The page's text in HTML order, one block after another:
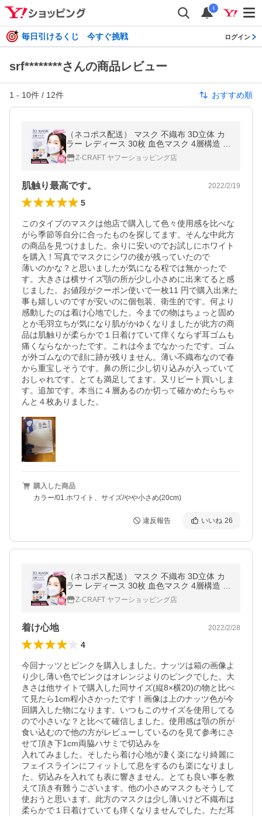
i
毎日引けるくじ 今すぐ挑戦 ログイン
srf********さんの商品レビュー
1 - 10件 / 12件 おすすめ順
（ネコポス配送） マスク 不織布 3D立体 カ
ラー レディース 30枚 血色マスク 4層構造 お
しゃれ 個別包装 小顔効果 白 黒 （メール
便）Z-CRAFT ヤフーショッピング店
肌触り最高です。 2022/2/19
5
このタイプのマスクは他店で購入して色々使用感を比べな
がら季節等自分に合ったものを探してます。そんな中此方
の商品を見つけました。余りに安いのでお試しにホワイト
を購入！写真でマスクにシワの後が残っていたので
薄いのかな？と思いましたが気になる程では無かったで
す。大きさは横サイズ顎の所が少し小さめに出来てると感
じました。お値段がクーポン使いで一枚11 円で購入出来た
事も嬉しいのですが安いのに個包装、衛生的です。何より
感動したのは着け心地でした。今までの物はちょっと固め
とか毛羽立ちが気になり肌がかゆくなりましたが此方の商
品は肌触りが柔らかで１日着けていて痒くならず耳ゴムも
痛くならなかったです。これは今までなかったです。ゴム
が外ゴムなので顔に跡が残りません。薄い不織布なので春
から重宝しそうです。鼻の所に少し切り込みが入っていて
おしゃれです。とても満足してます。又リピート買いしま
す。追加です。本当に４層あるのか切って確かめたらちゃ
んと４枚ありました。
購入した商品
カラー/01.ホワイト、サイズ/やや小さめ(20cm)
違反報告 いいね 26
（ネコポス配送） マスク 不織布 3D立体 カ
ラー レディース 30枚 血色マスク 4層構造 お
しゃれ 個別包装 小顔効果 白 黒 （メール
便）Z-CRAFT ヤフーショッピング店
着け心地 2022/2/28
4
今回ナッツとピンクを購入しました。ナッツは箱の画像よ
り少し薄い色でピンクはオレンジよりのピンクでした。大
きさは他サイトで購入した同サイズ(縦8×横20)の物と比べ
て見たら1cm程小さかったです！画像は上のナッツ色が今
回購入した物になります。いつもこのサイズを使用してる
ので小さいな？と比べて確信しました。使用感は顎の所が
食い込むので他の方がレビューしているのを見て参考にさ
せて頂き下1cm両脇ハサミで切込みを
入れてみました。そしたら着け心地が凄く楽になり綺麗に
フェイスラインにフィットして息をするのも楽になりまし
た。切込みを入れても表に響きません。とても良い事を教
えて頂き有難うございます。他の小さめマスクもそうして
使おうと思います。此方のマスクは少し薄いけど不織布は
柔らかで１日着けていても痒くなりませんでした。ただ耳